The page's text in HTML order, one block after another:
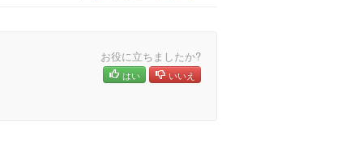
お役に立ちましたか?
はい いいえ